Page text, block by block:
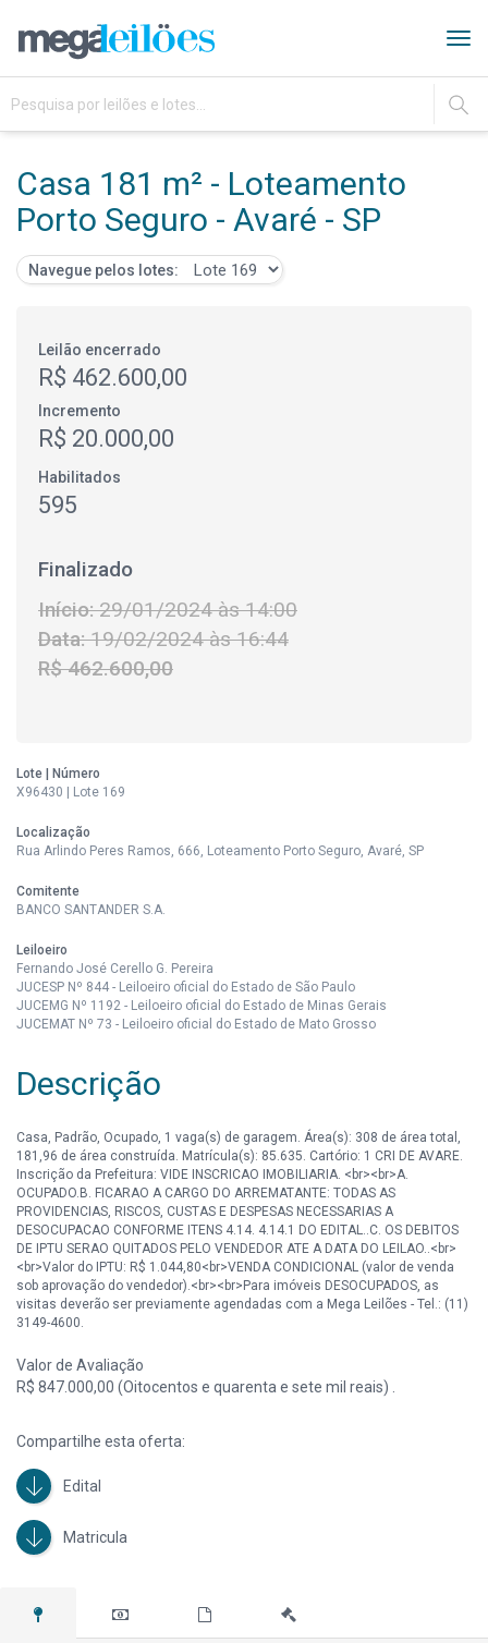
IR
Casa 181 m² - Loteamento
Porto Seguro - Avaré - SP
Navegue pelos lotes:
Leilão encerrado
R$ 462.600,00
Incremento
R$ 20.000,00
Habilitados
595
Finalizado
Início:29/01/2024 às 14:00
Data:19/02/2024 às 16:44
R$ 462.600,00
Lote | Número
X96430 | Lote 169
Localização
Rua Arlindo Peres Ramos, 666, Loteamento Porto Seguro, Avaré, SP
Comitente
BANCO SANTANDER S.A.
Leiloeiro
Fernando José Cerello G. Pereira
JUCESP Nº 844 - Leiloeiro oficial do Estado de São Paulo
JUCEMG Nº 1192 - Leiloeiro oficial do Estado de Minas Gerais
JUCEMAT Nº 73 - Leiloeiro oficial do Estado de Mato Grosso
Descrição
Casa, Padrão, Ocupado, 1 vaga(s) de garagem. Área(s): 308 de área total,
181,96 de área construída. Matrícula(s): 85.635. Cartório: 1 CRI DE AVARE.
Inscrição da Prefeitura: VIDE INSCRICAO IMOBILIARIA. <br><br>A.
OCUPADO.B. FICARAO A CARGO DO ARREMATANTE: TODAS AS
PROVIDENCIAS, RISCOS, CUSTAS E DESPESAS NECESSARIAS A
DESOCUPACAO CONFORME ITENS 4.14. 4.14.1 DO EDITAL..C. OS DEBITOS
DE IPTU SERAO QUITADOS PELO VENDEDOR ATE A DATA DO LEILAO..<br>
<br>Valor do IPTU: R$ 1.044,80<br>VENDA CONDICIONAL (valor de venda
sob aprovação do vendedor).<br><br>Para imóveis DESOCUPADOS, as
visitas deverão ser previamente agendadas com a Mega Leilões - Tel.: (11)
3149-4600.
Valor de Avaliação
R$ 847.000,00 (Oitocentos e quarenta e sete mil reais) .
Compartilhe esta oferta:
Edital
Matricula